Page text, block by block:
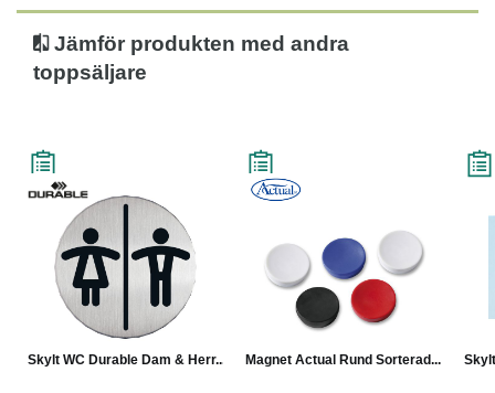
Jämför produkten med andra
toppsäljare
Skylt WC Durable Dam & Herr... Magnet Actual Rund Sorterad...